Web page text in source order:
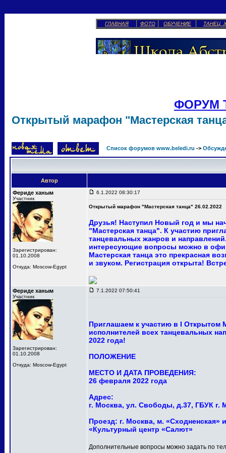
ГЛАВНАЯ ФОТО ОБУЧЕНИЕ ТАНЕЦ
ФОРУМ
Открытый марафон "Мастерская
Список форумов www.beledi.ru ->
Автор
Фериде ханым
Участник
Зарегистрирован:
01.10.2008
Откуда: Moscow-Egypt
6.1.2022 08:30:17
Открытый марафон "Мастерская танца" 26.02.2022
Друзья! Наступил Новый год и мы
"Мастерская танца". К участию
танцевальных жанров и
интересующие вопросы можно в
Мастерская танца это прекрасная
и звуком. Регистрация открыта!
Фериде ханым
Участник
Зарегистрирован:
01.10.2008
Откуда: Moscow-Egypt
7.1.2022 07:50:41
Приглашаем к участию в I
исполнителей всех танцевальных
2022 года!
ПОЛОЖЕНИЕ
МЕСТО И ДАТА ПРОВЕДЕНИЯ:
26 февраля 2022 года
Адрес:
г. Москва, ул. Свободы, д.37, ГБУК
Проезд: г. Москва, м. «Сходненская»
«Культурный центр «Салют»
Дополнительные вопросы можно задать по